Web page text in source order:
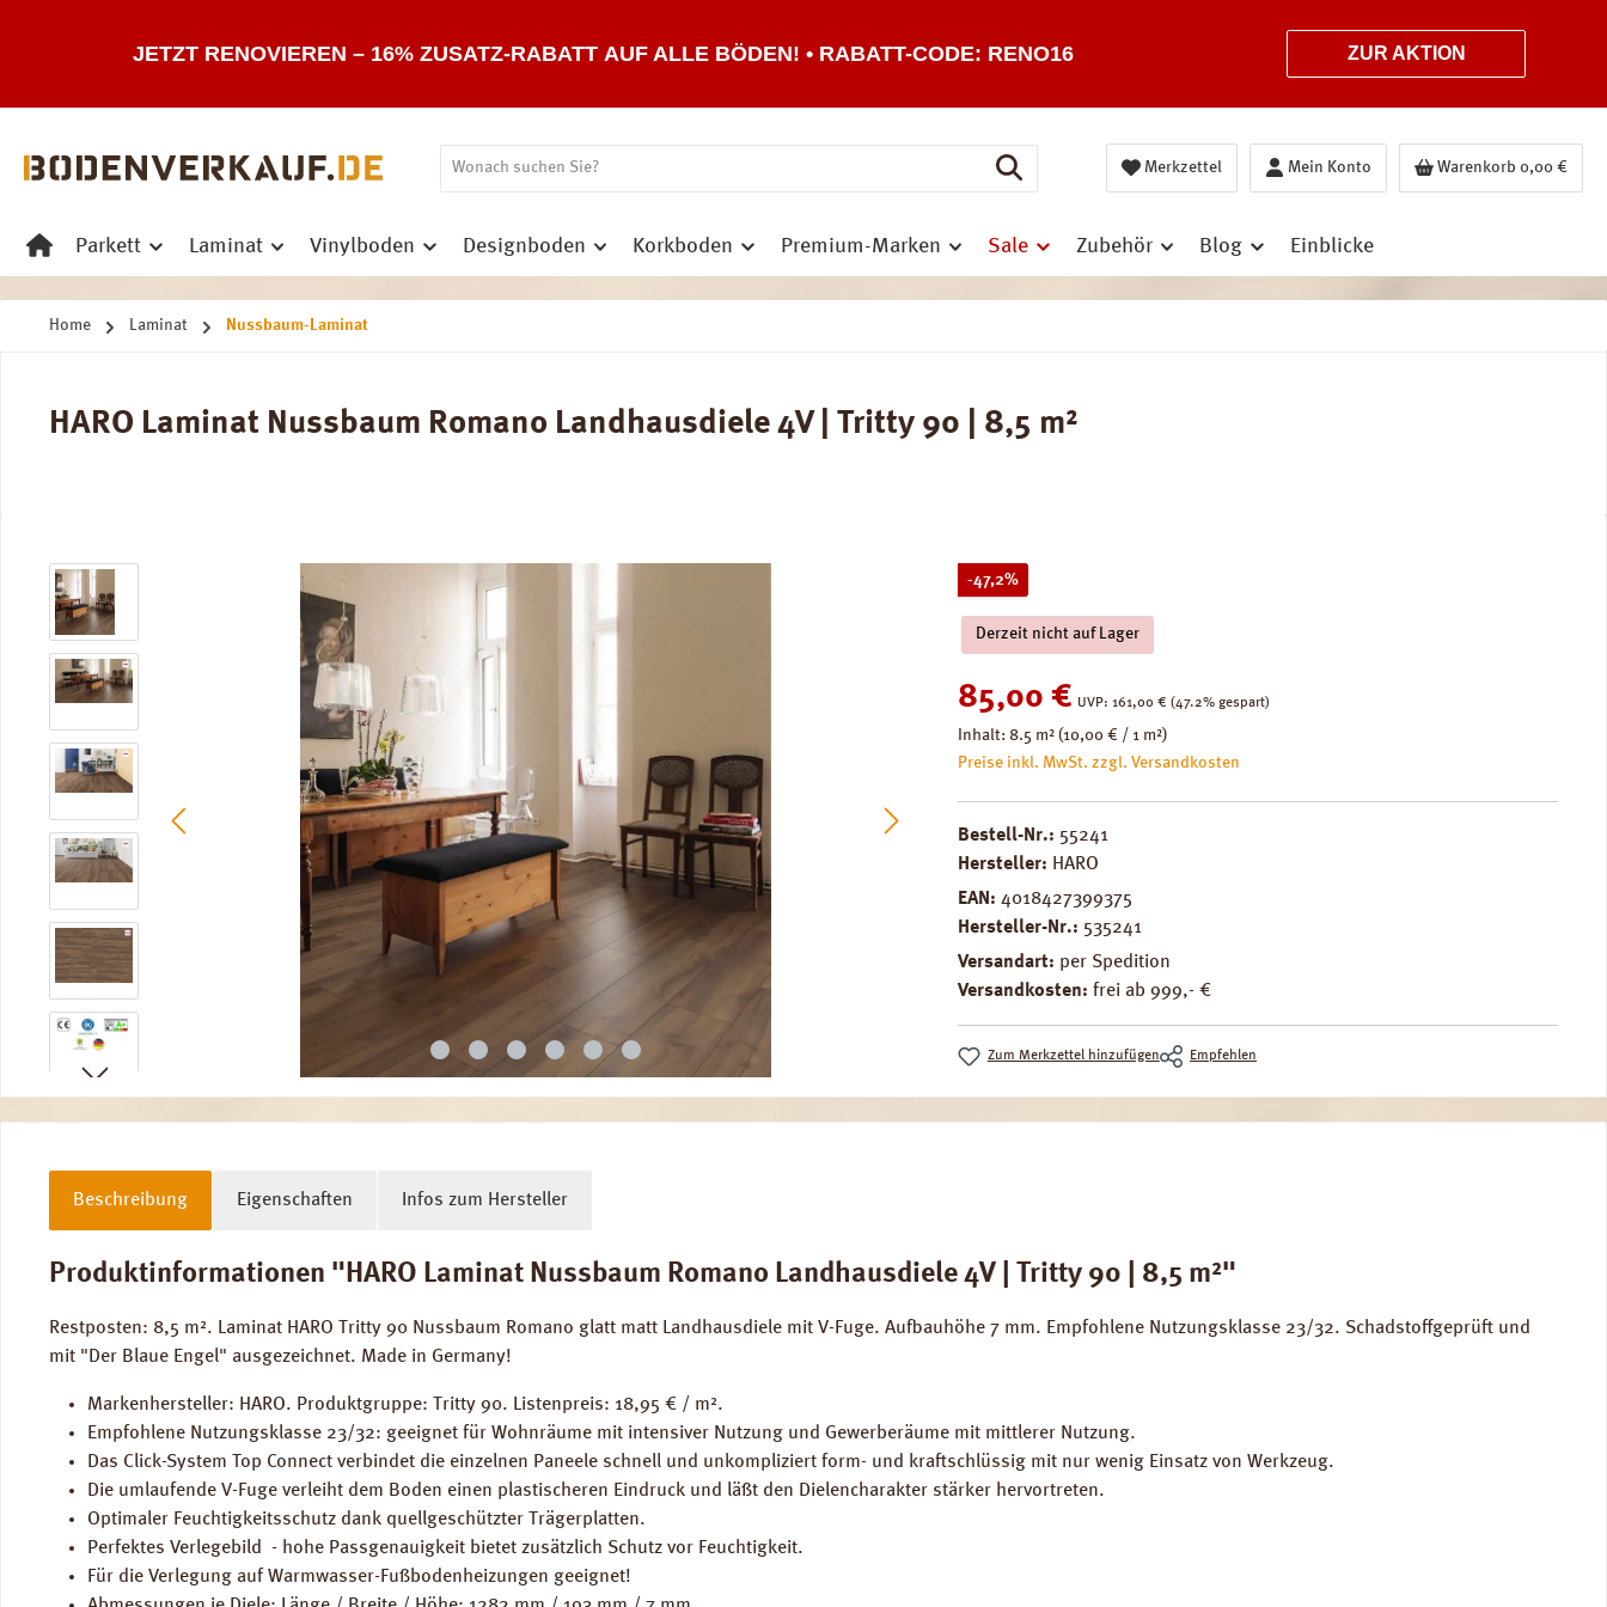
JETZT RENOVIEREN – 16% ZUSATZ-RABATT AUF ALLE BÖDEN! • RABATT-CODE: RENO16 ZUR AKTION
Merkzettel Mein Konto Warenkorb 0,00 €
Parkett Laminat Vinylboden Designboden Korkboden Premium-Marken Sale Zubehör Blog Einblicke
Home Laminat Nussbaum-Laminat
HARO Laminat Nussbaum Romano Landhausdiele 4V | Tritty 90 | 8,5 m²
Bildergalerie überspringen -47,2%Rabatt
Derzeit nicht auf Lager
Verkaufspreis:
85,00 € UVP: Regulärer Preis:
161,00 € (47.2% gespart)
Inhalt: 8.5 m² (10,00 € / 1 m²)
Preise inkl. MwSt. zzgl. Versandkosten
Bestell-Nr.: 55241
Hersteller: HARO
EAN: 4018427399375
Hersteller-Nr.: 535241
Versandart: per Spedition
Versandkosten: frei ab 999,- €
Zum Merkzettel hinzufügen Empfehlen
Beschreibung Eigenschaften Infos zum Hersteller
Produktinformationen "HARO Laminat Nussbaum Romano Landhausdiele 4V | Tritty 90 | 8,5 m²"
Restposten: 8,5 m². Laminat HARO Tritty 90 Nussbaum Romano glatt matt Landhausdiele mit V-Fuge. Aufbauhöhe 7 mm. Empfohlene Nutzungsklasse 23/32. Schadstoffgeprüft und
mit "Der Blaue Engel" ausgezeichnet. Made in Germany!
Markenhersteller: HARO. Produktgruppe: Tritty 90. Listenpreis: 18,95 € / m².
Empfohlene Nutzungsklasse 23/32: geeignet für Wohnräume mit intensiver Nutzung und Gewerberäume mit mittlerer Nutzung.
Das Click-System Top Connect verbindet die einzelnen Paneele schnell und unkompliziert form- und kraftschlüssig mit nur wenig Einsatz von Werkzeug.
Die umlaufende V-Fuge verleiht dem Boden einen plastischeren Eindruck und läßt den Dielencharakter stärker hervortreten.
Optimaler Feuchtigkeitsschutz dank quellgeschützter Trägerplatten.
Perfektes Verlegebild - hohe Passgenauigkeit bietet zusätzlich Schutz vor Feuchtigkeit.
Für die Verlegung auf Warmwasser-Fußbodenheizungen geeignet!